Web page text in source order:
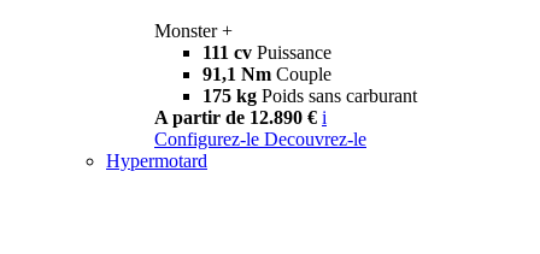
Monster +
111 cv Puissance
91,1 Nm Couple
175 kg Poids sans carburant
A partir de 12.890 € i
Configurez-le Decouvrez-le
Hypermotard